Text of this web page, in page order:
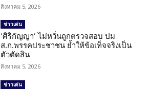
สิงหาคม 5, 2026
ข่าวเด่น
‘ศิริกัญญา’ ไม่หวั่นถูกตรวจสอบ ปม
ส.ก.พรรคประชาชน ย้ำให้ข้อเท็จจริงเป็น
ตัวตัดสิน
สิงหาคม 5, 2026
ข่าวเด่น